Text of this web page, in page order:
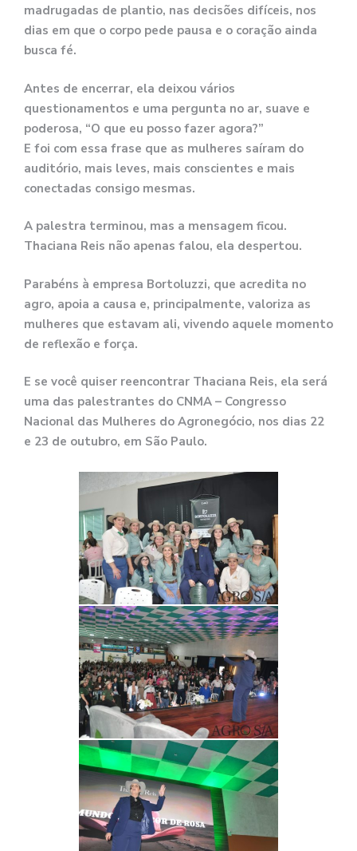
madrugadas de plantio, nas decisões difíceis, nos
dias em que o corpo pede pausa e o coração ainda
busca fé.
Antes de encerrar, ela deixou vários
questionamentos e uma pergunta no ar, suave e
poderosa, “O que eu posso fazer agora?”
E foi com essa frase que as mulheres saíram do
auditório, mais leves, mais conscientes e mais
conectadas consigo mesmas.
A palestra terminou, mas a mensagem ficou.
Thaciana Reis não apenas falou, ela despertou.
Parabéns à empresa Bortoluzzi, que acredita no
agro, apoia a causa e, principalmente, valoriza as
mulheres que estavam ali, vivendo aquele momento
de reflexão e força.
E se você quiser reencontrar Thaciana Reis, ela será
uma das palestrantes do CNMA – Congresso
Nacional das Mulheres do Agronegócio, nos dias 22
e 23 de outubro, em São Paulo.